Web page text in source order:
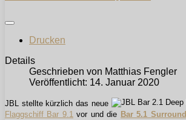
Drucken
Details
Geschrieben von Matthias Fengler
Veröffentlicht: 14. Januar 2020
JBL stellte kürzlich das neue
Flaggschiff Bar 9.1vor und die Bar 5.1 Surround